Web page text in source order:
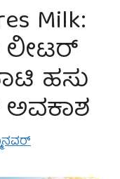
Milk:
ಲೀಟರ್
ಹಸು